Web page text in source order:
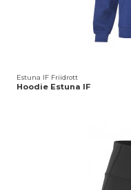
Estuna IF Friidrott
Hoodie Estuna IF